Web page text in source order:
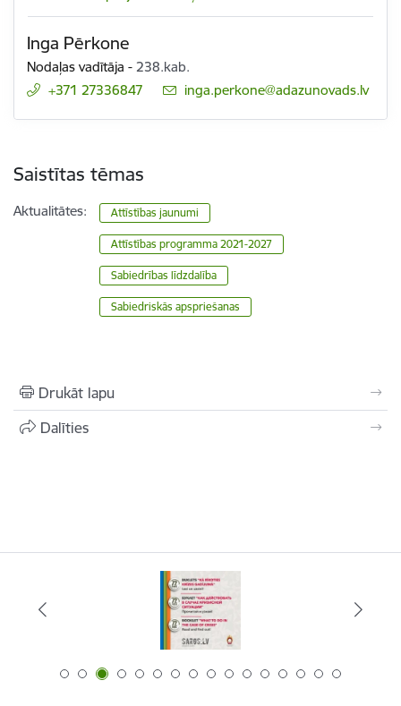
Inga Pērkone
Nodaļas vadītāja - 238.kab.
+371 27336847
E-pasts:
inga.perkone@adazunovads.lv
Saistītas tēmas
Aktualitātes: Attīstības jaunumi
Attīstības programma 2021-2027
Sabiedrības līdzdalība
Sabiedriskās apspriešanas
Drukāt lapu
Dalīties